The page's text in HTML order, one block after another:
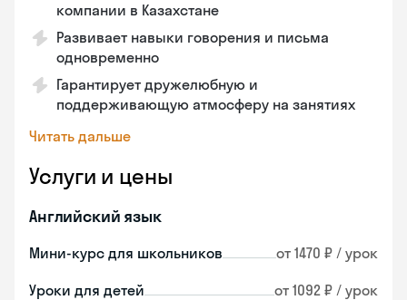
компании в Казахстане
Развивает навыки говорения и письма
одновременно
Гарантирует дружелюбную и
поддерживающую атмосферу на занятиях
Читать дальше
Услуги и цены
Английский язык
Мини-курс для школьников от 1470 ₽ / урок
Уроки для детей от 1092 ₽ / урок